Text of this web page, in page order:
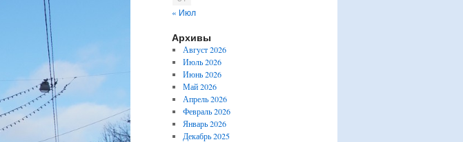
« Июл
Архивы
Август 2026
Июль 2026
Июнь 2026
Май 2026
Апрель 2026
Февраль 2026
Январь 2026
Декабрь 2025